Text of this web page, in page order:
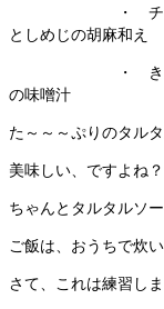
・ チキン南
としめじの胡麻
・ きんぴ
の味噌汁
た～～～ぷりのタル
美味しい、ですよね
ちゃんとタルタルソ
ご飯は、おうちで炊
さて、これは練習し